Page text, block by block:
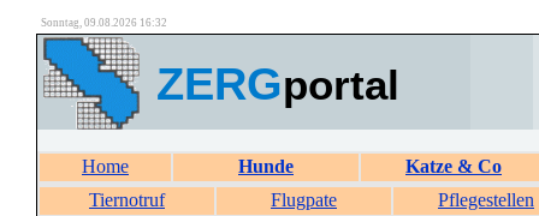
Sonntag, 09.08.2026 16:32
ZERGportal
Home Hunde
Katze & Co
Tiernotruf
Flugpate Pflegestellen